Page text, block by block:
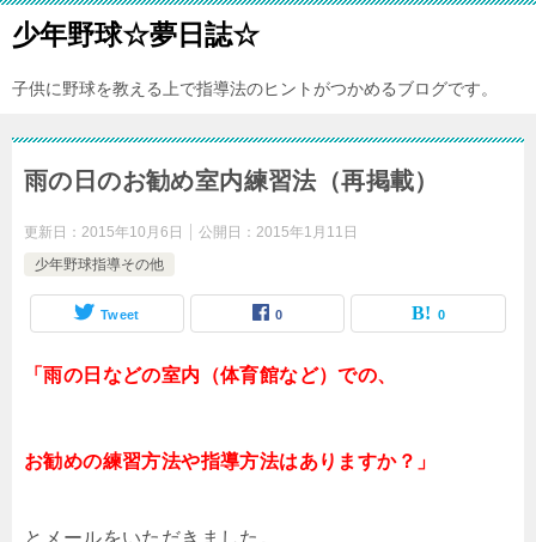
少年野球☆夢日誌☆
子供に野球を教える上で指導法のヒントがつかめるブログです。
雨の日のお勧め室内練習法（再掲載）
更新日： 2015年10月6日 公開日： 2015年1月11日
少年野球指導その他
Tweet 0 0
「雨の日などの室内（体育館など）での、
お勧めの練習方法や指導方法はありますか？」
とメールをいただきました。